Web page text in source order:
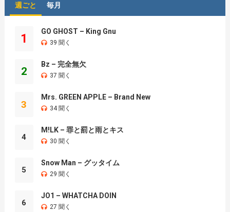
週ごと 毎月
1
GO GHOST – King Gnu
39 聞く
2
Bz – 完全無欠
37 聞く
3
Mrs. GREEN APPLE – Brand New
34 聞く
4
M!LK – 罪と罰と雨とキス
30 聞く
5
Snow Man – グッタイム
29 聞く
6
JO1 – WHATCHA DOIN
27 聞く